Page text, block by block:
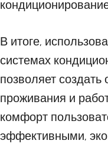
В итоге,
системах
позволяет
проживания и
комфорт
эффективными,